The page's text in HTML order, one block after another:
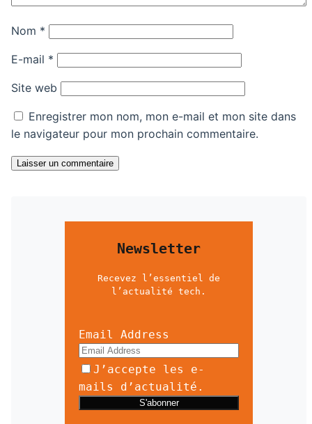
Nom *
E-mail *
Site web
Enregistrer mon nom, mon e-mail et mon site dans
le navigateur pour mon prochain commentaire.
Laisser un commentaire
Newsletter
Recevez l’essentiel de
l’actualité tech.
Email Address
J’accepte les e-
mails d’actualité.